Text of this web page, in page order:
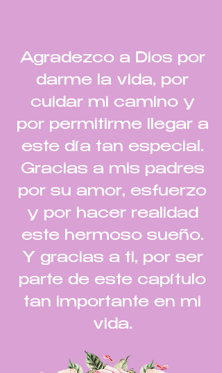
Agradezco a Dios por
darme la vida, por
cuidar mi camino y
por permitirme llegar a
este día tan especial.
Gracias a mis padres
por su amor, esfuerzo
y por hacer realidad
este hermoso sueño.
Y gracias a ti, por ser
parte de este capítulo
tan importante en mi
vida.